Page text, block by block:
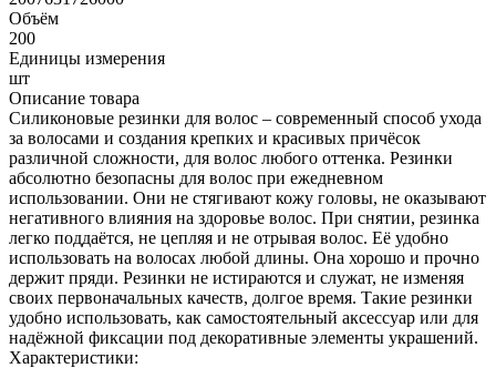
Объём
200
Единицы измерения
шт
Описание товара
Силиконовые резинки для волос – современный способ ухода
за волосами и создания крепких и красивых причёсок
различной сложности, для волос любого оттенка. Резинки
абсолютно безопасны для волос при ежедневном
использовании. Они не стягивают кожу головы, не оказывают
негативного влияния на здоровье волос. При снятии, резинка
легко поддаётся, не цепляя и не отрывая волос. Её удобно
использовать на волосах любой длины. Она хорошо и прочно
держит пряди. Резинки не истираются и служат, не изменяя
своих первоначальных качеств, долгое время. Такие резинки
удобно использовать, как самостоятельный аксессуар или для
надёжной фиксации под декоративные элементы украшений.
Характеристики: